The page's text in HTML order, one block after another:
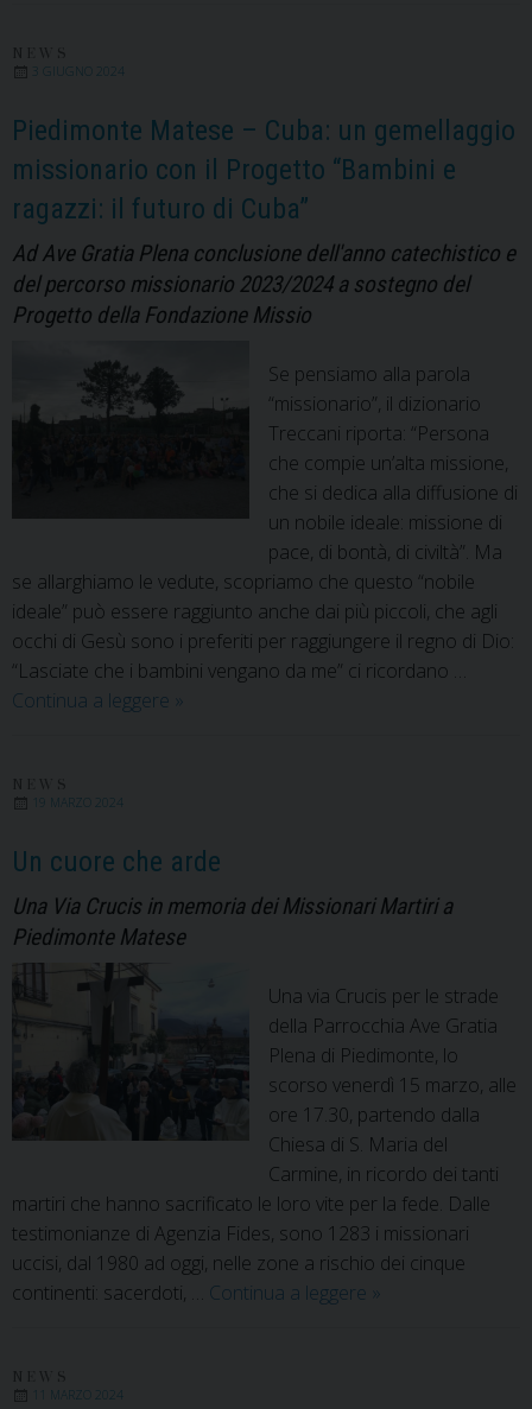
3 GIUGNO 2024
Piedimonte Matese – Cuba: un gemellaggio
missionario con il Progetto “Bambini e
ragazzi: il futuro di Cuba”
Ad Ave Gratia Plena conclusione dell'anno catechistico e
del percorso missionario 2023/2024 a sostegno del
Progetto della Fondazione Missio
Se pensiamo alla parola
“missionario”, il dizionario
Treccani riporta: “Persona
che compie un’alta missione,
che si dedica alla diffusione di
un nobile ideale: missione di
pace, di bontà, di civiltà”. Ma
se allarghiamo le vedute, scopriamo che questo “nobile
ideale” può essere raggiunto anche dai più piccoli, che agli
occhi di Gesù sono i preferiti per raggiungere il regno di Dio:
“Lasciate che i bambini vengano da me” ci ricordano …
Continua a leggere Piedimonte
gemellaggio
missionario
con
il
ragazzi:
il
di
»
19 MARZO 2024
Un cuore che arde
Una Via Crucis in memoria dei Missionari Martiri a
Piedimonte Matese
Una via Crucis per le strade
della Parrocchia Ave Gratia
Plena di Piedimonte, lo
scorso venerdì 15 marzo, alle
ore 17.30, partendo dalla
Chiesa di S. Maria del
Carmine, in ricordo dei tanti
martiri che hanno sacrificato le loro vite per la fede. Dalle
testimonianze di Agenzia Fides, sono 1283 i missionari
uccisi, dal 1980 ad oggi, nelle zone a rischio dei cinque
continenti: sacerdoti, … Continua a leggere Un
»
11 MARZO 2024